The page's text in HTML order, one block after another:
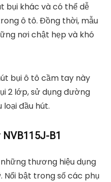
bụi khác và có thể dễ
ô tô. Đồng thời, mẫu
nơi chật hẹp và khó
bụi ô tô cầm tay này
2 lớp, sử dụng đường
loại đầu hút.
NVB115J-B1
thương hiệu dụng
Nổi bật trong số các phụ